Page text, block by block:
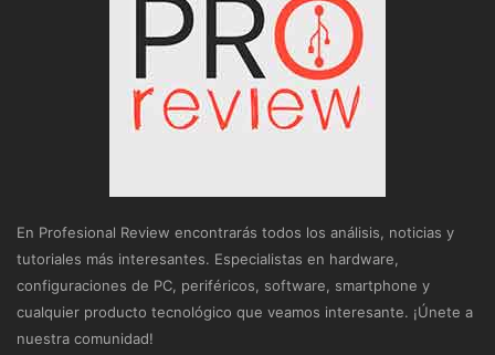
En Profesional Review encontrarás todos los análisis, noticias y
tutoriales más interesantes. Especialistas en hardware,
configuraciones de PC, periféricos, software, smartphone y
cualquier producto tecnológico que veamos interesante. ¡Únete a
nuestra comunidad!